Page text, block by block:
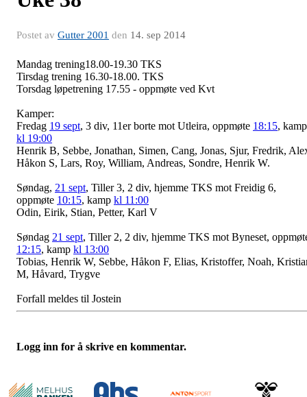
Postet av Gutter 2001 den 14. sep 2014
Mandag trening18.00-19.30 TKS
Tirsdag trening 16.30-18.00. TKS
Torsdag løpetrening 17.55 - oppmøte ved Kvt
Kamper:
Fredag 19 sept, 3 div, 11er borte mot Utleira, oppmøte 18:15, kamp
kl 19:00
Henrik B, Sebbe, Jonathan, Simen, Cang, Jonas, Sjur, Fredrik,
Håkon S, Lars, Roy, William, Andreas, Sondre, Henrik W.
Søndag, 21 sept, Tiller 3, 2 div, hjemme TKS mot Freidig 6,
oppmøte 10:15, kamp kl 11:00
Odin, Eirik, Stian, Petter, Karl V
Søndag 21 sept, Tiller 2, 2 div, hjemme TKS mot Byneset,
12:15, kamp kl 13:00
Tobias, Henrik W, Sebbe, Håkon F, Elias, Kristoffer, Noah,
M, Håvard, Trygve
Forfall meldes til Jostein
Logg inn for å skrive en kommentar.